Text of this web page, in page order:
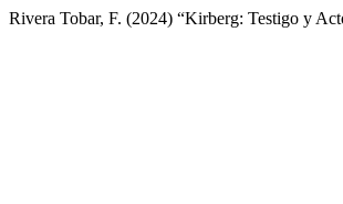
Rivera Tobar, F. (2024) “Kirberg: Testigo y